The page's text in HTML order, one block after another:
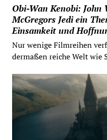
Obi-Wan Kenobi: John
McGregors Jedi ein
Einsamkeit und
Nur wenige Filmreihen
dermaßen reiche Welt wie